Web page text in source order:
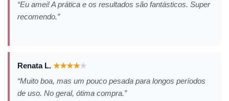
“Eu amei! A prática e os resultados são fantásticos. Super
recomendo.”
Renata L. ★★★★★
“Muito boa, mas um pouco pesada para longos períodos
de uso. No geral, ótima compra.”